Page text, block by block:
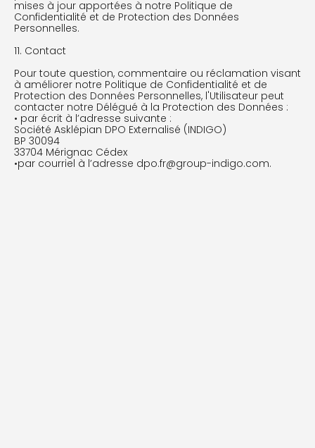
mises à jour apportées à notre Politique de
Confidentialité et de Protection des Données
Personnelles.
11. Contact
Pour toute question, commentaire ou réclamation visant
à améliorer notre Politique de Confidentialité et de
Protection des Données Personnelles, l'Utilisateur peut
contacter notre Délégué à la Protection des Données :
• par écrit à l’adresse suivante :
Société Asklépian DPO Externalisé (INDIGO)
BP 30094
33704 Mérignac Cédex
•par courriel à l’adresse dpo.fr@group-indigo.com.